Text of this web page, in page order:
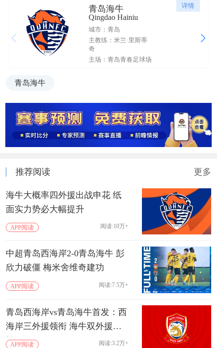
详情
青岛海牛
Qingdao Hainiu
城市：青岛
主教练：米兰·里斯蒂
奇
主场：青岛青春足球场
青岛海牛
推荐阅读 更多
海牛大概率四外援出战申花 纸
面实力势必大幅提升
APP阅读 阅读:10万+
中超青岛西海岸2-0青岛海牛 彭
欣力破僵 梅米舍维奇建功
APP阅读 阅读:7.5万+
青岛西海岸vs青岛海牛首发：西
海岸三外援领衔 海牛双外援出
战APP阅读 阅读:3.2万+